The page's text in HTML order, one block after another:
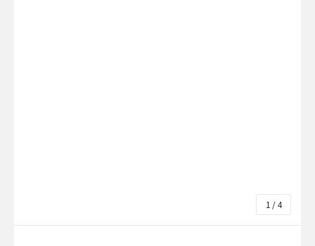
1 / 4